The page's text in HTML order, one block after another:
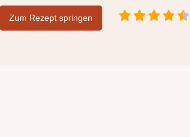
Zum Rezept springen